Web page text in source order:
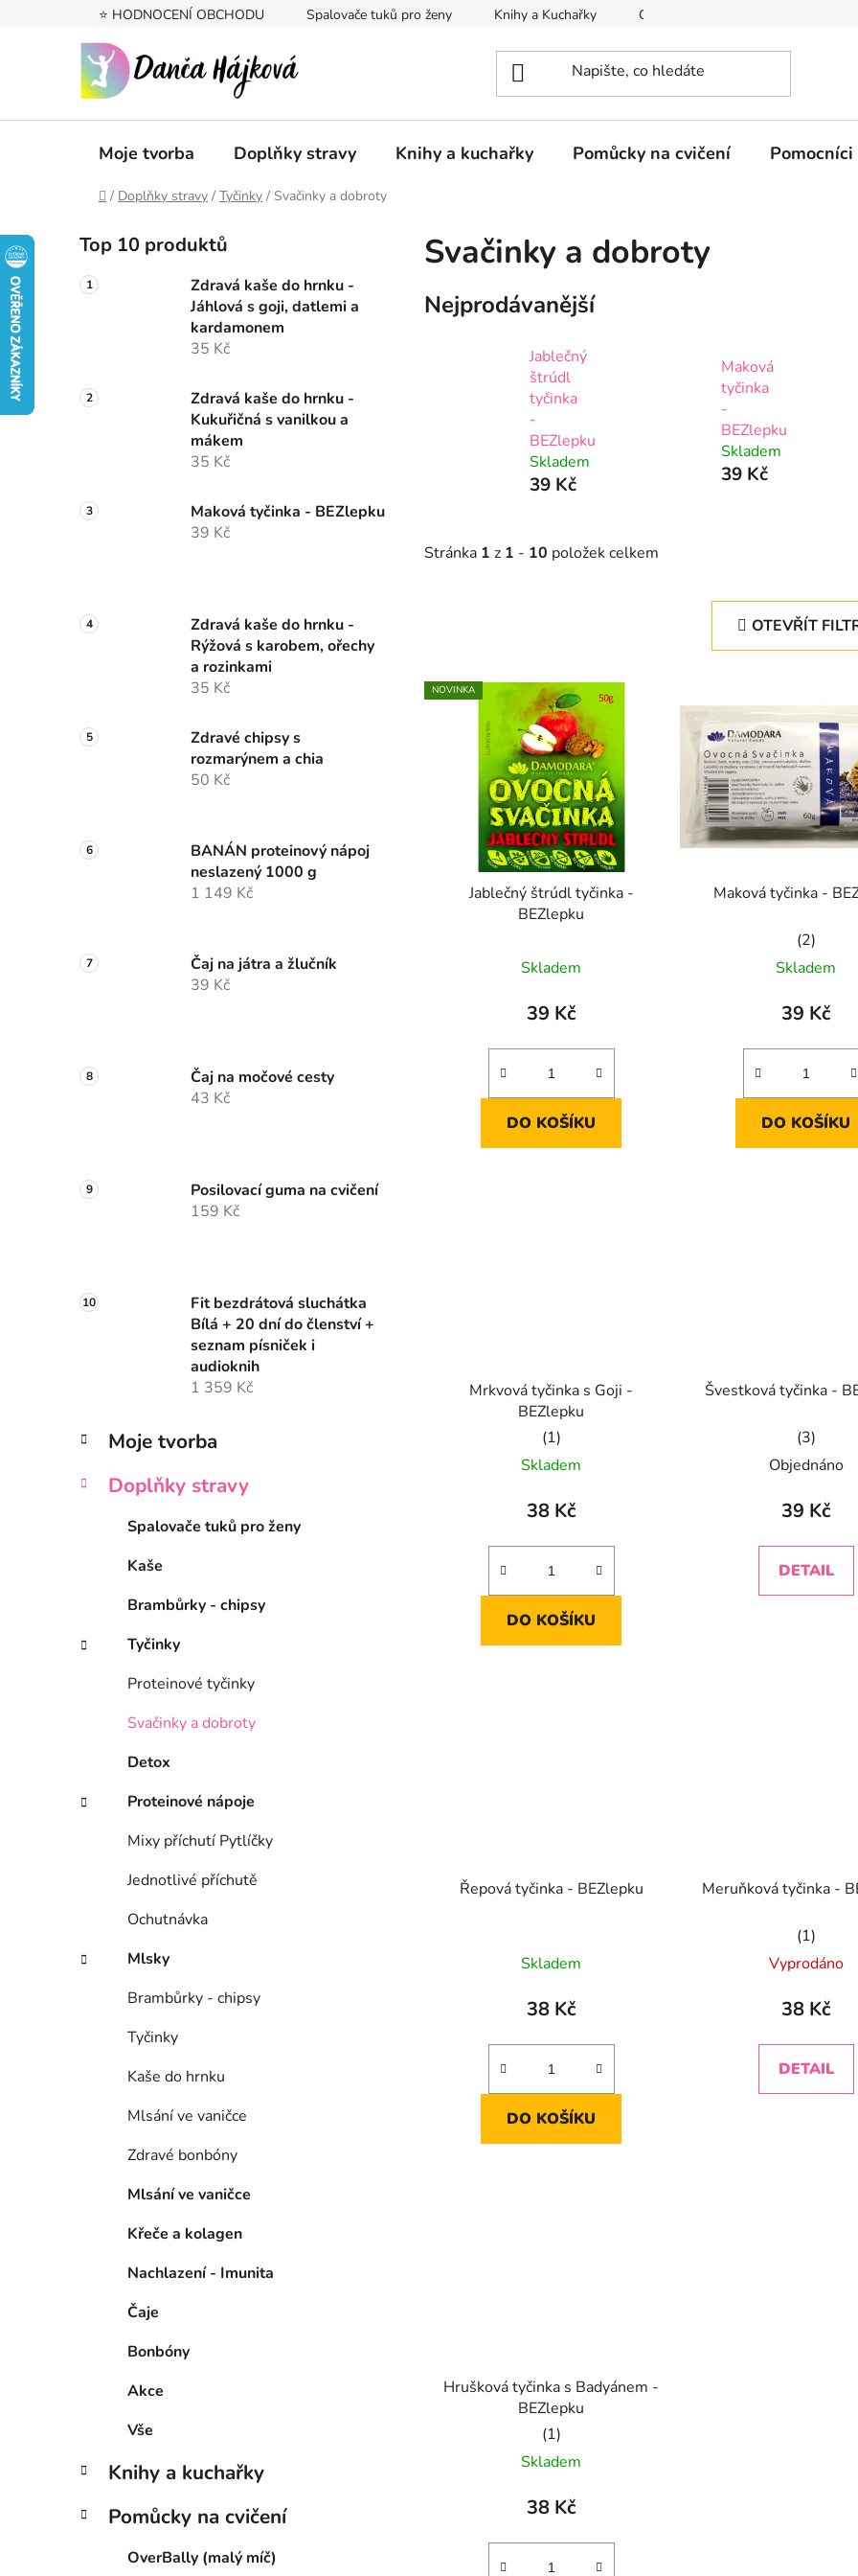
⭐️ HODNOCENÍ OBCHODU Spalovače tuků pro ženy Knihy a Kuchařky CVIČENÍ
Moje tvorba Doplňky stravy Knihy a kuchařky Pomůcky na cvičení
Domů
/ Doplňky stravy / Tyčinky / Svačinky a dobroty
o
s
t
n
n
e
Top 10 produktů
Zdravá kaše do hrnku -
Jáhlová s goji, datlemi a
kardamonem
35 Kč
Zdravá kaše do hrnku -
Kukuřičná s vanilkou a
mákem
35 Kč
Maková tyčinka - BEZlepku
39 Kč
Zdravá kaše do hrnku -
Rýžová s karobem, ořechy
a rozinkami
35 Kč
Zdravé chipsy s
rozmarýnem a chia
50 Kč
BANÁN proteinový nápoj
neslazený 1000 g
1 149 Kč
Čaj na játra a žlučník
39 Kč
Čaj na močové cesty
43 Kč
Posilovací guma na cvičení
159 Kč
Fit bezdrátová sluchátka
Bílá + 20 dní do členství +
seznam písniček i
audioknih
1 359 Kč
Přeskočit
kategorie
K
a
e
Moje tvorba
Doplňky stravy
Spalovače tuků pro ženy
Kaše
Brambůrky - chipsy
Tyčinky
Proteinové tyčinky
Svačinky a dobroty
Detox
Proteinové nápoje
Mixy příchutí Pytlíčky
Jednotlivé příchutě
Ochutnávka
Mlsky
Brambůrky - chipsy
Tyčinky
Kaše do hrnku
Mlsání ve vaničce
Zdravé bonbóny
Mlsání ve vaničce
Křeče a kolagen
Nachlazení - Imunita
Čaje
Bonbóny
Akce
Vše
Knihy a kuchařky
Pomůcky na cvičení
OverBally (malý míč)
Svačinky a dobroty
Nejprodávanější
Jablečný
štrúdl
tyčinka
-
BEZlepku
Skladem
39 Kč
Maková
tyčinka
-
BEZlepku
Skladem
39 Kč
Stránka 1 z 1 - 10 položek celkem
OTEVŘÍT
V
ý
NOVINKA
Jablečný štrúdl tyčinka -
BEZlepku
Skladem
39 Kč
DO KOŠÍKU
Maková tyčinka -
Průměrné
hodnocení
produktu
5,0
hvězdiček.
Skladem
39 Kč
DO KOŠÍKU
Mrkvová tyčinka s Goji -
BEZlepku
Průměrné
hodnocení
produktu
5,0
hvězdiček.
Skladem
38 Kč
DO KOŠÍKU
Švestková tyčinka -
Průměrné
hodnocení
produktu
5,0
z
Objednáno
39 Kč
DETAIL
Řepová tyčinka - BEZlepku
Skladem
38 Kč
DO KOŠÍKU
Meruňková tyčinka -
Průměrné
hodnocení
produktu
5,0
z
Vyprodáno
38 Kč
DETAIL
Hrušková tyčinka s Badyánem -
BEZlepku
Průměrné
hodnocení
produktu
5,0
Skladem
38 Kč